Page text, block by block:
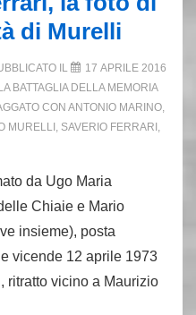
di Murelli
IL
17 APRILE 2016
LA BATTAGLIA DELLA MEMORIA
CON ANTONIO MARINO,
MURELLI , SAVERIO FERRARI ,
da Ugo Maria
Chiaie e Mario
insieme), posta
vicende 12 aprile 1973
ritratto vicino a Maurizio